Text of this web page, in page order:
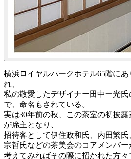
横浜ロイヤルパークホテル65階に
れ、
私の敬愛したデザイナー田中一光
で、命名もされている。
実は30年前の秋、この茶室の初披
が席主となり、
招待客として伊住政和氏、内田繁
宗哲氏などの茶美会のコアメンバー
考えてみればその際に招かれた方